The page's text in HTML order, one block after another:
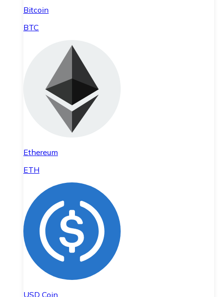
Bitcoin
BTC
Ethereum
ETH
USD Coin